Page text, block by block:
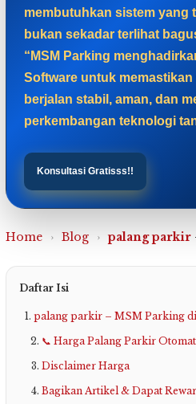
membutuhkan sistem yang
bukan sekadar terlihat
“MSM Parking
Software untuk
berjalan stabil, aman, dan
perkembangan teknologi
Konsultasi Gratisss!!
Home › Blog › palang parkir
Daftar Isi
palang parkir – MSM Parking di
📞 Harga Palang Parkir
Disclaimer Harga
Bagikan Artikel & Dapat